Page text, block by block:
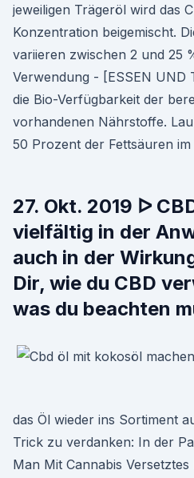
jeweiligen Trägeröl wird das
Konzentration beigemischt.
variieren zwischen 2 und 25
Verwendung - [ESSEN UND
die Bio-Verfügbarkeit der
vorhandenen Nährstoffe.
50 Prozent der Fettsäuren im
27. Okt. 2019 ᐅ
vielfältig in der
auch in der
Dir, wie du CBD
was du beachten
das Öl wieder ins Sortiment
Trick zu verdanken: In der
Man Mit Cannabis